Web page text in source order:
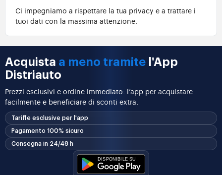
Ci impegniamo a rispettare la tua privacy e a trattare i
tuoi dati con la massima attenzione.
Acquista a meno tramite l'App
Distriauto
Prezzi esclusivi e ordine immediato: l’app per acquistare
facilmente e beneficiare di sconti extra.
Tariffe esclusive per l'app
Pagamento 100% sicuro
Consegna in 24/48 h